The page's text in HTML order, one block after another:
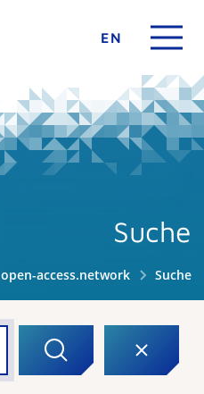
EN
Suche
open-access.network Suche